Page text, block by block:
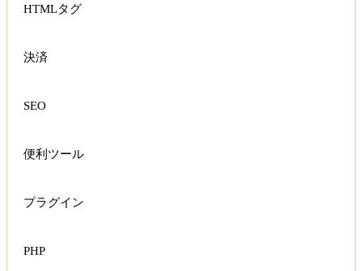
HTMLタグ
決済
SEO
便利ツール
プラグイン
PHP